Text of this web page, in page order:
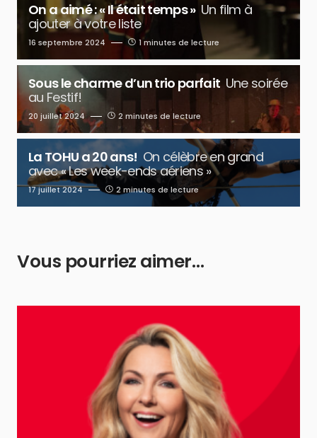
On a aimé : « Il était temps » Un film à
ajouter à votre liste
16 septembre 2024 1 minutes de lecture
Sous le charme d’un trio parfait Une soirée
au Festif!
20 juillet 2024 2 minutes de lecture
La TOHU a 20 ans! On célèbre en grand
avec « Les week-ends aériens »
17 juillet 2024 2 minutes de lecture
Vous pourriez aimer…